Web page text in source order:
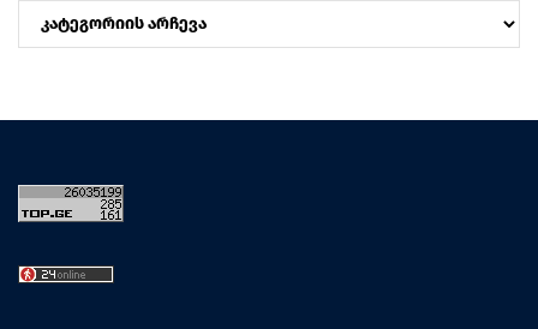
კატეგორიები